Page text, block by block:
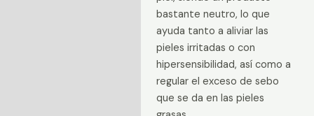
bastante neutro, lo que
ayuda tanto a aliviar las
pieles irritadas o con
hipersensibilidad, así como a
regular el exceso de sebo
que se da en las pieles